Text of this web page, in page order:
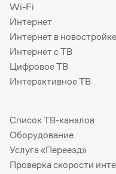
Wi-Fi
Интернет
Интернет в новостройке
Интернет с ТВ
Цифровое ТВ
Интерактивное ТВ
Список ТВ-каналов
Оборудование
Услуга «Переезд»
Проверка скорости